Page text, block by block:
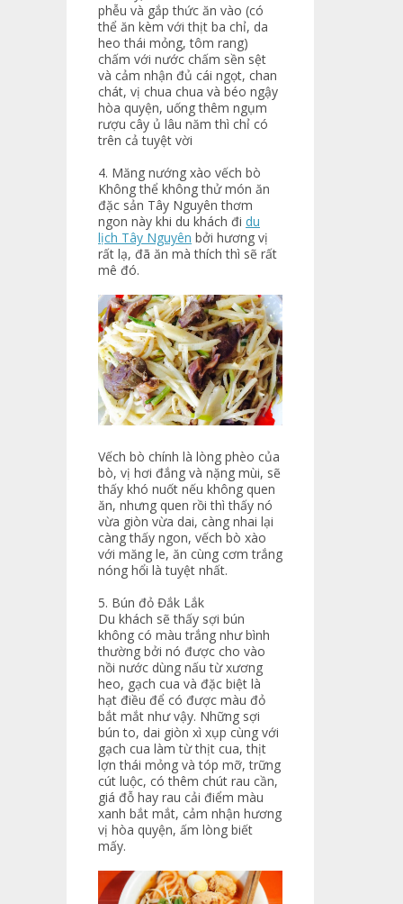
phễu và gắp thức ăn vào (có
thể ăn kèm với thịt ba chỉ, da
heo thái mỏng, tôm rang)
chấm với nước chấm sền sệt
và cảm nhận đủ cái ngọt, chan
chát, vị chua chua và béo ngậy
hòa quyện, uống thêm ngụm
rượu cây ủ lâu năm thì chỉ có
trên cả tuyệt vời
4. Măng nướng xào vếch bò
Không thể không thử món ăn
đặc sản Tây Nguyên thơm
ngon này khi du khách đi du
lịch Tây Nguyên bởi hương vị
rất lạ, đã ăn mà thích thì sẽ rất
mê đó.
Vếch bò chính là lòng phèo của
bò, vị hơi đắng và nặng mùi, sẽ
thấy khó nuốt nếu không quen
ăn, nhưng quen rồi thì thấy nó
vừa giòn vừa dai, càng nhai lại
càng thấy ngon, vếch bò xào
với măng le, ăn cùng cơm trắng
nóng hổi là tuyệt nhất.
5. Bún đỏ Đắk Lắk
Du khách sẽ thấy sợi bún
không có màu trắng như bình
thường bởi nó được cho vào
nồi nước dùng nấu từ xương
heo, gạch cua và đặc biệt là
hạt điều để có được màu đỏ
bắt mắt như vậy. Những sợi
bún to, dai giòn xì xụp cùng với
gạch cua làm từ thịt cua, thịt
lợn thái mỏng và tóp mỡ, trững
cút luộc, có thêm chút rau cần,
giá đỗ hay rau cải điểm màu
xanh bắt mắt, cảm nhận hương
vị hòa quyện, ấm lòng biết
mấy.